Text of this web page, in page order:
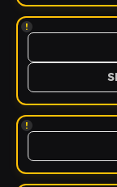
!
!